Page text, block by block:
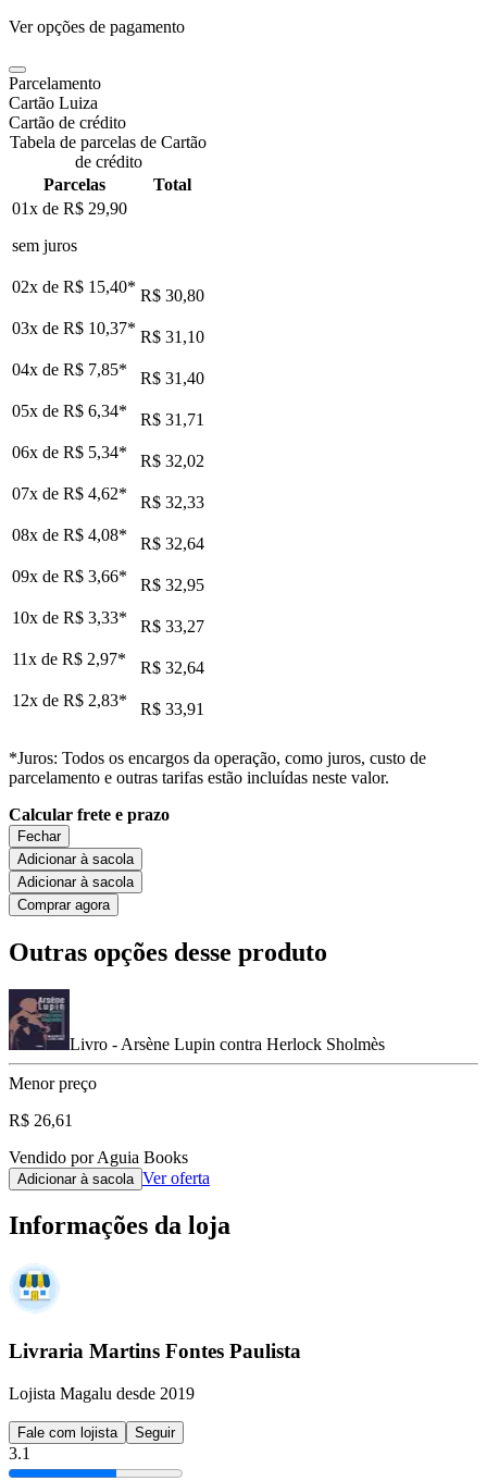
Ver opções de pagamento
Parcelamento
Cartão Luiza
Cartão de crédito
Tabela de parcelas de Cartão
de crédito
Parcelas
Total
01x de R$ 29,90
sem juros
02x de R$ 15,40* R$ 30,80
03x de R$ 10,37* R$ 31,10
04x de R$ 7,85*
R$ 31,40
05x de R$ 6,34*
R$ 31,71
06x de R$ 5,34*
R$ 32,02
07x de R$ 4,62*
R$ 32,33
08x de R$ 4,08*
R$ 32,64
09x de R$ 3,66*
R$ 32,95
10x de R$ 3,33*
R$ 33,27
11x de R$ 2,97*
R$ 32,64
12x de R$ 2,83* R$ 33,91
*Juros: Todos os encargos da operação, como juros, custo de
parcelamento e outras tarifas estão incluídas neste valor.
Calcular frete e prazo
Fechar
Adicionar à sacola
Adicionar à sacola
Comprar agora
Outras opções desse produto
Livro - Arsène Lupin contra Herlock Sholmès
Menor preço
R$ 26,61
Vendido por Aguia Books
Adicionar à sacola Ver oferta
Informações da loja
Livraria Martins Fontes Paulista
Lojista Magalu desde 2019
Fale com lojista Seguir
3.1